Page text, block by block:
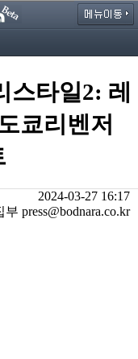
스타일2: 레
쿄리벤저
2024-03-27 16:17
부 press@bodnara.co.kr